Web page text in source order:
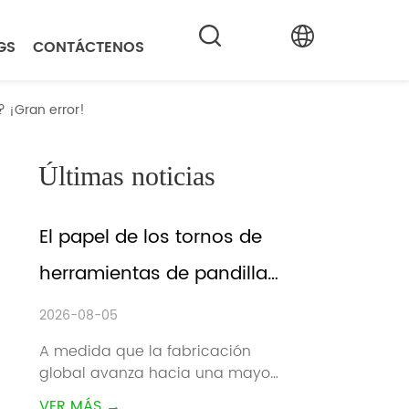
CONTÁCTENOS
¡Gran error!
Últimas noticias
El papel de los tornos de
herramientas de pandillas
en la fabricación
inteligente
2026-08-05
A medida que la fabricación
global avanza hacia una mayor
eficiencia, tiempos de entrega